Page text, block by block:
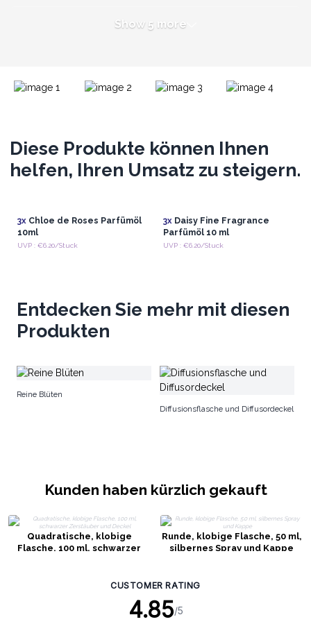
Show 5 more
Diese Produkte können Ihnen
helfen, Ihren Umsatz zu steigern.
3xChloe de Roses Parfümöl
10ml
UVP : €6.20/Stuck
3xDaisy Fine Fragrance
Parfümöl 10 ml
UVP : €6.20/Stuck
Entdecken Sie mehr mit diesen
Produkten
Reine Blüten
Diffusionsflasche und Diffusordeckel
Kunden haben kürzlich gekauft
Quadratische, klobige
Flasche, 100 ml, schwarzer
Runde, klobige Flasche, 50 ml,
silbernes Spray und Kappe
CUSTOMER RATING
4.85/5